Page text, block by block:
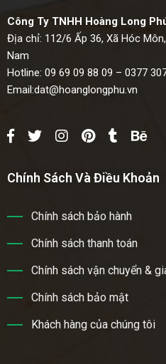
Công Ty TNHH Hoàng Long
Địa chỉ: 112/6 Ấp 36, Xã Hóc
Nam
Hotline: 09 69 09 88 09 – 0377
Email:dat@hoanglongphu.vn
Chính Sách Và Điều Khoản
Chính sách bảo hành
Chính sách thanh toán
Chính sách vận chuyển &
Chính sách bảo mật
Khách hàng của chúng tôi